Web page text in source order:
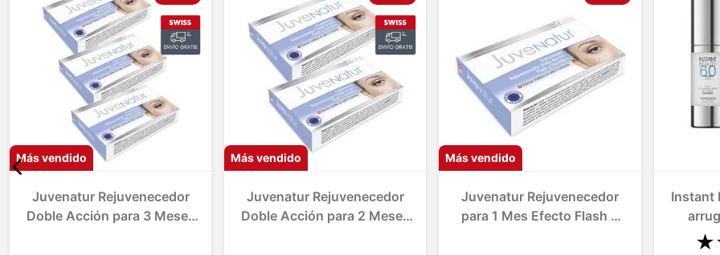
Más vendido
Juvenatur Rejuvenecedor
Doble Acción para 3 Meses
Más vendido
Juvenatur Rejuvenecedor
Doble Acción para 2 Meses
Más vendido
Juvenatur Rejuvenecedor
para 1 Mes Efecto Flash y
Instant
★